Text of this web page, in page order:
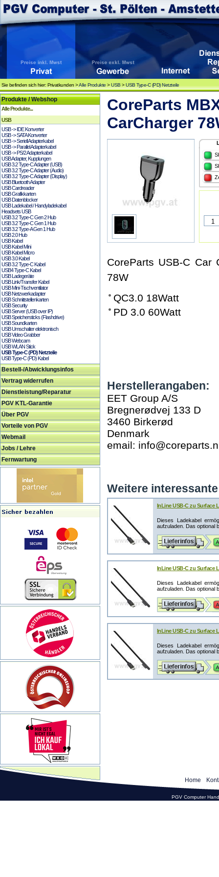
Sie befinden sich hier: Privatkunden >Alle Produkte >USB >USB Type-C (PD) Netzteile
Produkte / Webshop
Alle Produkte...
USB
USB -> IDE Konverter
USB -> SATA Konverter
USB -> Seriell Adapterkabel
USB -> Parallel Adapterkabel
USB -> PS/2 Adapterkabel
USB Adapter, Kupplungen
USB 3.2 Type-C Adapter (USB)
USB 3.2 Type-C Adapter (Audio)
USB 3.2 Type-C Adapter (Display)
USB Bluetooth Adapter
USB Cardreader
USB Grafikkarten
USB Datenblocker
USB Ladekabel / Handyladekabel
Headsets USB
USB 3.2 Type-C Gen 2 Hub
USB 3.2 Type-C Gen 1 Hub
USB 3.2 Type-A Gen 1 Hub
USB 2.0 Hub
USB Kabel
USB Kabel Mini
USB Kabel Micro
USB 3.0 Kabel
USB 3.2 Type-C Kabel
USB4 Type-C Kabel
USB Ladegeräte
USB Link/Transfer Kabel
USB Mini-Tischventilator
USB Netzwerkadapter
USB Schnittstellenkarten
USB Security
USB Server (USB over IP)
USB Speichersticks (Flashdrive)
USB Soundkarten
USB Umschalter elektronisch
USB Video Grabber
USB Webcam
USB WLAN Stick
USB Type-C (PD) Netzteile
USB Type-C (PD) Kabel
Bestell-/Abwicklungsinfos
Vertrag widerrufen
Dienstleistung/Reparatur
PGV KTL-Garantie
Über PGV
Vorteile von PGV
Webmail
Jobs / Lehre
Fernwartung
CoreParts
CarCharger
CoreParts USB-C Car
78W
QC3.0 18Watt
PD 3.0 60Watt
Herstellerangaben:
EET Group A/S
Bregnerødvej 133 D
3460 Birkerød
Denmark
email:
Weitere
InLine USB-C zu Surface
Dieses Ladekabel
aufzuladen. Das optional
InLine USB-C zu Surface
Dieses Ladekabel
aufzuladen. Das optional
InLine USB-C zu Surface
Dieses Ladekabel
aufzuladen. Das optional
Home
PGV Computer